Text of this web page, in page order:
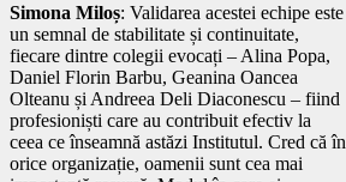
Simona Miloș: Validarea acestei echipe este
un semnal de stabilitate și continuitate,
fiecare dintre colegii evocați – Alina Popa,
Daniel Florin Barbu, Geanina Oancea
Olteanu și Andreea Deli Diaconescu – fiind
profesioniști care au contribuit efectiv la
ceea ce înseamnă astăzi Institutul. Cred că în
orice organizație, oamenii sunt cea mai